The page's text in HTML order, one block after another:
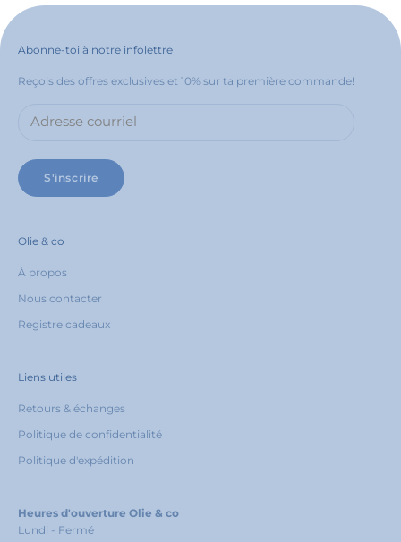
Abonne-toi à notre infolettre
Reçois des offres exclusives et 10% sur ta première commande!
S'inscrire
Olie & co
À propos
Nous contacter
Registre cadeaux
Liens utiles
Retours & échanges
Politique de confidentialité
Politique d'expédition
Heures d'ouverture Olie & co
Lundi - Fermé